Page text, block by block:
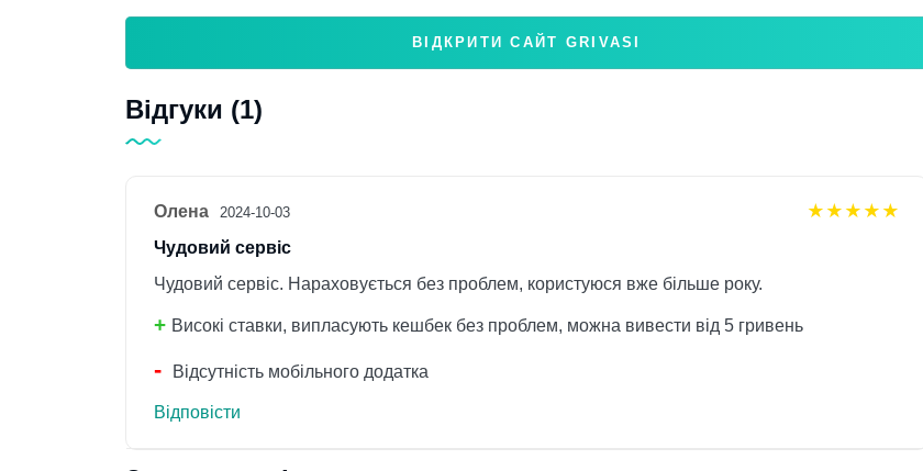
ВІДКРИТИ САЙТ GRIVASI
Відгуки (1)
Олена 2024-10-03
5 out of 5
Чудовий сервіс
Чудовий сервіс. Нараховується без проблем, користуюся вже більше року.
Високі ставки, випласують кешбек без проблем, можна вивести від 5 гривень
Відсутність мобільного додатка
Відповісти